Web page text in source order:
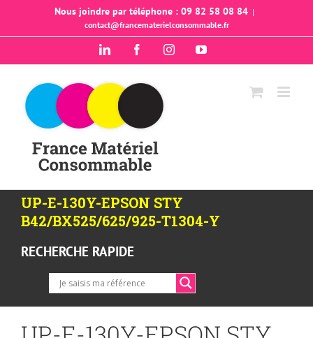
Nous joindre par téléphone : 09 82 58 08 84 |
contact@francematerielconsommable.fr
LinkedIn FacebookInstagramYouTube
UP-E-130Y-EPSON STY
B42/BX525/625/925-T1304-Y
RECHERCHE RAPIDE